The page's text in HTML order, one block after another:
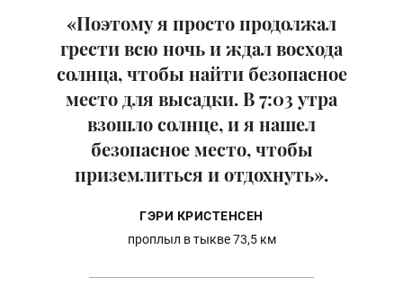
«Поэтому я просто продолжал
грести всю ночь и ждал восхода
солнца, чтобы найти безопасное
место для высадки. В 7:03 утра
взошло солнце, и я нашел
безопасное место, чтобы
приземлиться и отдохнуть».
ГЭРИ КРИСТЕНСЕН
проплыл в тыкве 73,5 км